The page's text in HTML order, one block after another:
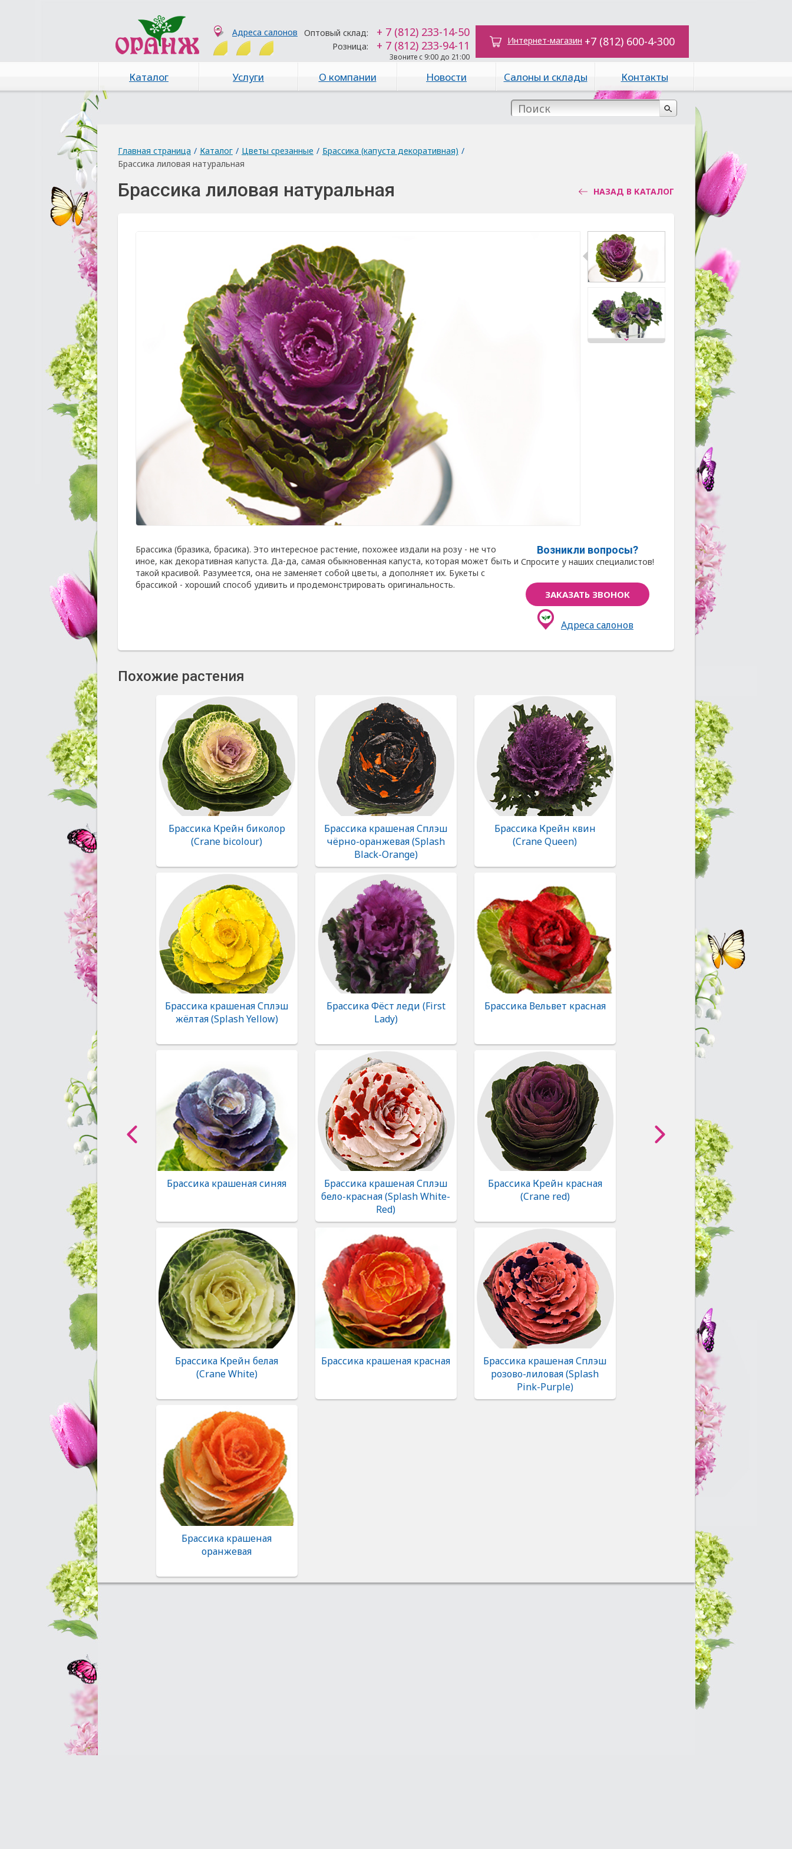
Адреса салонов Оптовый склад: + 7 (812) 233-14-50
Розница: + 7 (812) 233-94-11
Звоните с 9:00 до 21:00
Интернет-магазин +7 (812) 600-4-300
Каталог Услуги О компании Новости Салоны и склады Контакты
Главная страница / Каталог / Цветы срезанные / Брассика (капуста декоративная) /
Брассика лиловая натуральная
Брассика лиловая натуральная НАЗАД В КАТАЛОГ
Брассика (бразика, брасика). Это интересное растение, похожее издали на розу - не что
иное, как декоративная капуста. Да-да, самая обыкновенная капуста, которая может быть и
такой красивой. Разумеется, она не заменяет собой цветы, а дополняет их. Букеты с
брассикой - хороший способ удивить и продемонстрировать оригинальность.
Возникли вопросы?
Спросите у наших специалистов!
ЗАКАЗАТЬ ЗВОНОК
Адреса салонов
Похожие растения
Брассика Крейн биколор
(Crane bicolour)
Брассика крашеная Сплэш
чёрно-оранжевая (Splash
Black-Orange)
Брассика Крейн квин
(Crane Queen)
Брассика крашеная Сплэш
жёлтая (Splash Yellow)
Брассика Фёст леди (First
Lady)
Брассика Вельвет красная
Брассика крашеная синяя
Брассика крашеная Сплэш
бело-красная (Splash White-
Red)
Брассика Крейн красная
(Crane red)
Брассика Крейн белая
(Crane White)
Брассика крашеная красная
Брассика крашеная Сплэш
розово-лиловая (Splash
Pink-Purple)
Брассика крашеная
оранжевая